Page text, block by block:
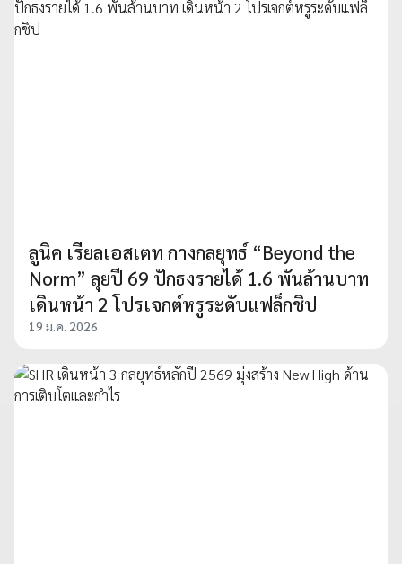
ลูนิค เรียลเอสเตท กางกลยุทธ์ “Beyond the
Norm” ลุยปี 69 ปักธงรายได้ 1.6 พันล้านบาท
เดินหน้า 2 โปรเจกต์หรูระดับแฟล็กชิป
19 ม.ค. 2026